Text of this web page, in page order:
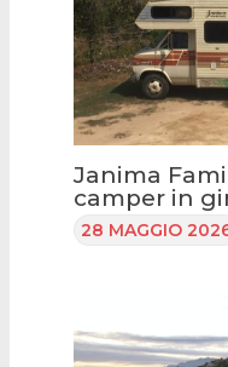
Janima
camper in
28 MAGGIO